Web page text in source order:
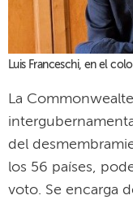
Luis Franceschi, en el
La
del
los 56 países,
voto. Se encarga